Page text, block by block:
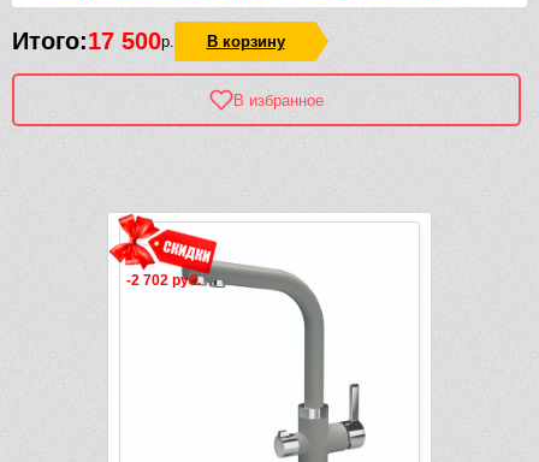
Итого:17 500р. В корзину
В избранное
-2 702 руб.